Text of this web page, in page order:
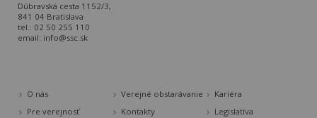
Dúbravská cesta 1152/3,
841 04 Bratislava
tel.: 02 50 255 110
email: info@ssc.sk
O nás Verejné obstarávanie
Kariéra
Pre verejnosť
Kontakty
Legislatíva